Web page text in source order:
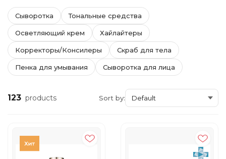
Сыворотка Тональные средства
Осветляющий крем Хайлайтеры
Корректоры/Консилеры Скраб для тела
Пенка для умывания Сыворотка для лица
123 products Sort by: